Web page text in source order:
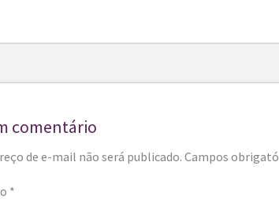
comentário
de e-mail não será publicado. Campos
*